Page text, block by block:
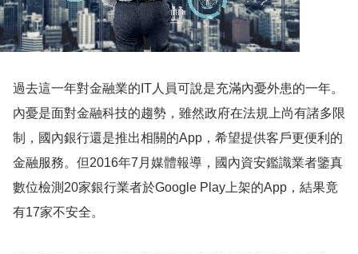
過去這一年對金融業的IT人員可說是充滿內憂外患的一年。
內憂是面對金融科技的趨勢，雖然政府在法規上尚有諸多限
制，國內銀行還是推出相關的App，希望提供客戶更便利的
金融服務。但2016年7月媒體報導，國內資安鑑識業者鑒真
數位檢測20家銀行業者於Google Play上架的App，結果竟
有17家不安全。